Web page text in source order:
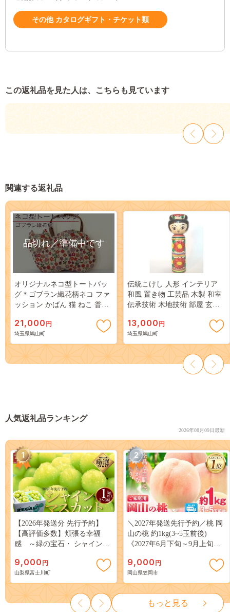
その他 カタログギフト・チケット類
この返礼品を見た人は、こちらも見ています
関連する返礼品
品切れ／準備中です
オリジナルネコ型トートバッ
グ＊ゴブラン織花柄ネコ ファ
ッション かばん 猫 ねこ 普段
21,000 円
埼玉県鳩山町
伝統こけし 人形 インテリア
和風 置き物 工芸品 木製 和室
伝承技術 木地技術 部屋 玄関
13,000 円
埼玉県鳩山町
人気返礼品ランキング
2026年08月09日最新
1
【2026年発送分 先行予約】
【高評価多数】頬張る幸福
感 ～緑の宝石・ シャインマ
３房） フルーツ 山梨県産 果
物 くだもの シャイン マスカ
ット ぶどう ブドウ 葡萄 大粒
種なし 先行予約 富士川町
10000円 一万円 9000円 九千円
9,000 円
山梨県富士川町
2
＼2027年発送先行予約／桃 岡
山の桃 約1kg(3~5玉前後)
《2027年6月下旬～9月上旬頃
岡山 はくとう スイーツ フル
ーツ 果物 デザート 旬 モモ も
も 先行予約 送料無料 果物 岡
山県 笠岡市 清水白桃 白鳳 白
麗 クール便---
9,000 円
岡山県笠岡市
もっと見る